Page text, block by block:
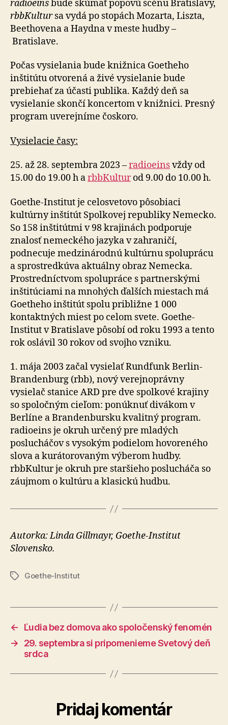
radioeinsbude skúmať popovú scénu Bratislavy,
rbbKultursa vydá po stopách Mozarta, Liszta,
Beethovena a Haydna v meste hudby –
Bratislave.
Počas vysielania bude knižnica Goetheho
inštitútu otvorená a živé vysielanie bude
prebiehať za účasti publika. Každý deň sa
vysielanie skončí koncertom v knižnici. Presný
program uverejníme čoskoro.
Vysielacie časy:
25. až 28. septembra 2023 –radioeinsvždy od
15.00 do 19.00 h arbbKulturod 9.00 do 10.00 h.
Goethe-Institut je celosvetovo pôsobiaci
kultúrny inštitút Spolkovej republiky Nemecko.
So 158 inštitútmi v 98 krajinách podporuje
znalosť nemeckého jazyka v zahraničí,
podnecuje medzinárodnú kultúrnu spoluprácu
a sprostredkúva aktuálny obraz Nemecka.
Prostredníctvom spolupráce s partnerskými
inštitúciami na mnohých ďalších miestach má
Goetheho inštitút spolu približne 1 000
kontaktných miest po celom svete. Goethe-
Institut v Bratislave pôsobí od roku 1993 a tento
rok oslávil 30 rokov od svojho vzniku.
1. mája 2003 začal vysielať Rundfunk Berlin-
Brandenburg (rbb), nový verejnoprávny
vysielač stanice ARD pre dve spolkové krajiny
so spoločným cieľom: ponúknuť divákom v
Berlíne a Brandenbursku kvalitný program.
radioeins je okruh určený pre mladých
poslucháčov s vysokým podielom hovoreného
slova a kurátorovaným výberom hudby.
rbbKultur je okruh pre staršieho poslucháča so
záujmom o kultúru a klasickú hudbu.
Autorka: Linda Gillmayr, Goethe-Institut
Slovensko.
ZnačkyGoethe-Institut
←
Ľudia bez domova ako spoločenský fenomén
→
29. septembra si pripomenieme Svetový deň
srdca
Pridaj komentár